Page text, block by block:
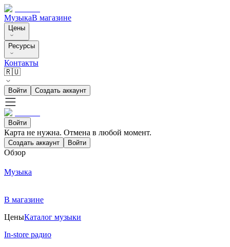
МузыкаВ магазине
Цены
Ресурсы
Контакты
🇷🇺
Войти Создать аккаунт
Войти
Карта не нужна. Отмена в любой момент.
Создать аккаунт Войти
Обзор
Музыка
В магазине
ЦеныКаталог музыки
In-store радио